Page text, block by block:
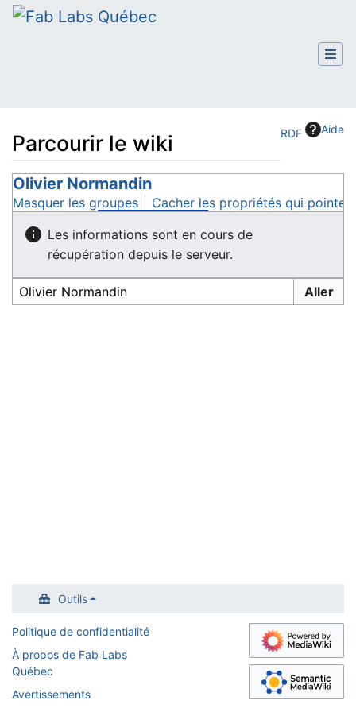
RDF Aide
Parcourir le wiki
Aller à :navigation,rechercher
Olivier Normandin
Masquer les groupes
Cacher les propriétés qui
Les informations sont en cours de
récupération depuis le serveur.
Outils
Politique de confidentialité
À propos de Fab Labs
Québec
Avertissements